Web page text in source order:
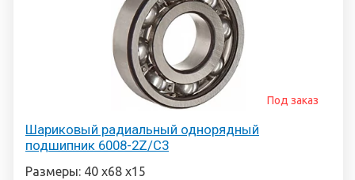
Шариковый радиальный однорядный
подшипник 6008-2Z/C3
Под заказ
Размеры: 40 х68 х15